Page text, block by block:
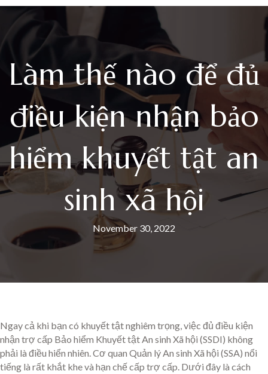
Làm thế nào để đủ
điều kiện nhận bảo
hiểm khuyết tật an
sinh xã hội
November 30, 2022
Ngay cả khi bạn có khuyết tật nghiêm trọng, việc đủ điều kiện
nhận trợ cấp Bảo hiểm Khuyết tật An sinh Xã hội (SSDI) không
phải là điều hiển nhiên. Cơ quan Quản lý An sinh Xã hội (SSA) nổi
tiếng là rất khắt khe và hạn chế cấp trợ cấp. Dưới đây là cách